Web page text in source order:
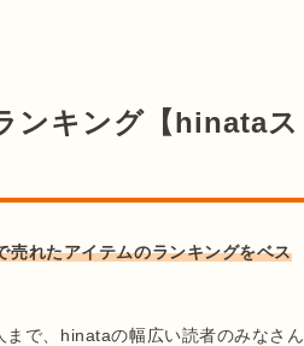
ンキング【hinataス
れたアイテムのランキングをベス
で、hinataの幅広い読者のみなさん